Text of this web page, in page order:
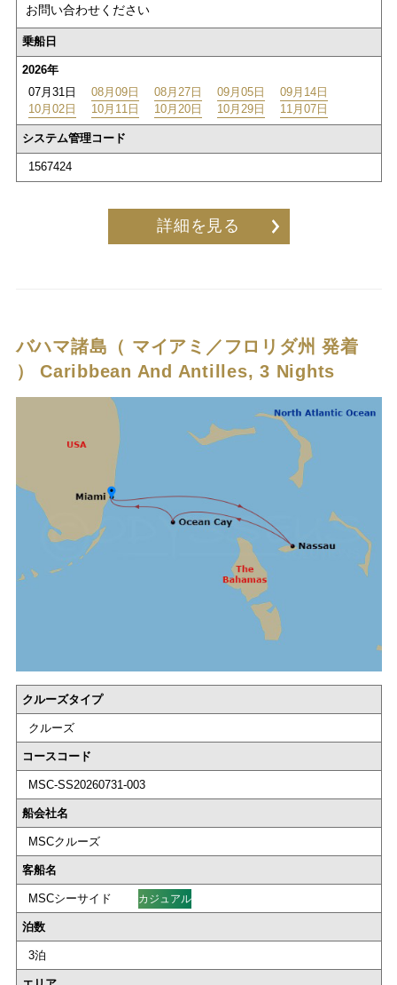
お問い合わせください
乗船日
2026年
07月31日
08月09日 08月27日 09月05日
09月14日
10月02日
10月11日 10月20日 10月29日 11月07日
システム管理コード
1567424
詳細を見る
バハマ諸島（ マイアミ／フロリダ州 発着
） Caribbean And Antilles, 3 Nights
クルーズタイプ
クルーズ
コースコード
MSC-SS20260731-003
船会社名
MSCクルーズ
客船名
MSCシーサイド カジュアル
泊数
3泊